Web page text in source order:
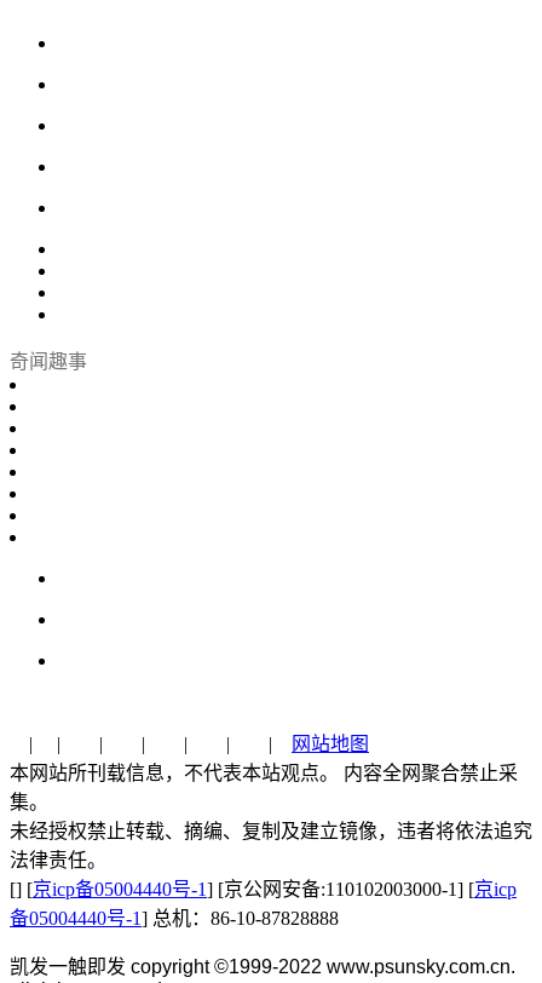
奇闻趣事
| | | | | | |
网站地图
本网站所刊载信息，不代表本站观点。 内容全网聚合禁止采
集。
未经授权禁止转载、摘编、复制及建立镜像，违者将依法追究
法律责任。
[] [京icp备05004440号-1] [京公网安备:110102003000-1] [京icp
备05004440号-1] 总机：86-10-87828888
凯发一触即发 copyright ©1999-2022 www.psunsky.com.cn.